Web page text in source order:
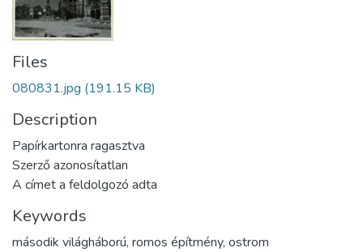
Files
080831.jpg (191.15 KB)
Description
Papírkartonra ragasztva
Szerző azonosítatlan
A címet a feldolgozó adta
Keywords
második világháború, romos építmény, ostrom